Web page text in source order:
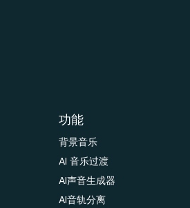
功能
背景音乐
AI 音乐过渡
AI声音生成器
AI音轨分离